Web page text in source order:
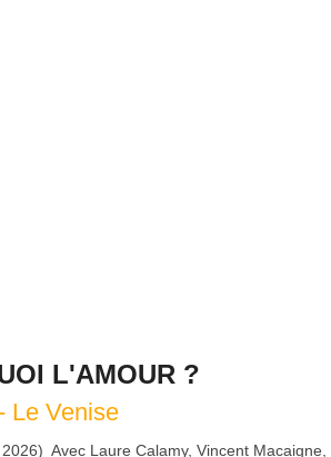
L'AMOUR ?
Le Venise
Avec Laure Calamy, Vincent Macaigne,